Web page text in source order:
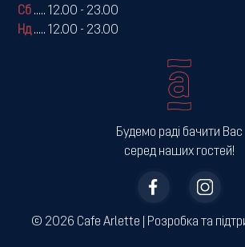
Будемо раді бачити Вас
серед наших гостей!
Сб ..... 12.00 - 23.00
Нд..... 12.00 - 23.00
© 2026 Cafe Arlette | ­Розробка та